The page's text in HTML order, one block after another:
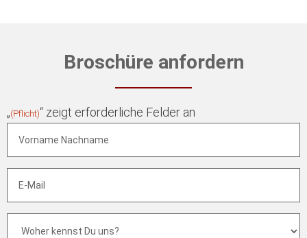
Broschüre anfordern
„(Pflicht)“ zeigt erforderliche Felder an
Nachname
Mail
kennst